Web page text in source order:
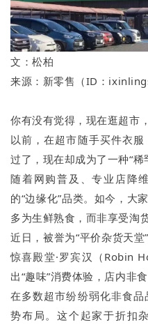
文：松柏
来源：新零售（ID：
你有没有觉得，现在逛超市
以前，在超市随手买件衣
过了，现在却成为了一种“稀
随着网购普及、专业店降
的“边缘化”品类。如今，大
多为生鲜熟食，而非享受淘
近日，被誉为“平价杂货天
惊喜殿堂·罗宾汉（Robin
出“趣味”消费体验，店内非
在多数超市纷纷弱化非食
势布局。这个起家于折扣